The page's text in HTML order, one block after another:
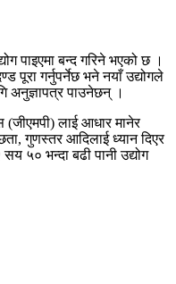
पाइएमा बन्द गरिने भएको छ ।
पूरा गर्नुपर्नेछ भने नयाँ उद्योगले
अनुज्ञापत्र पाउनेछन् ।
लाई आधार मानेर
गुणस्तर आदिलाई ध्यान दिएर
५० भन्दा बढी पानी उद्योग